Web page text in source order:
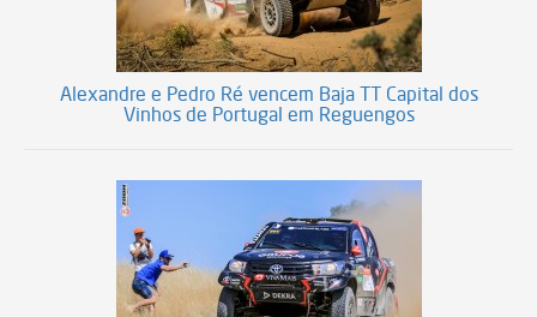
Alexandre e Pedro Ré vencem Baja TT Capital dos
Vinhos de Portugal em Reguengos